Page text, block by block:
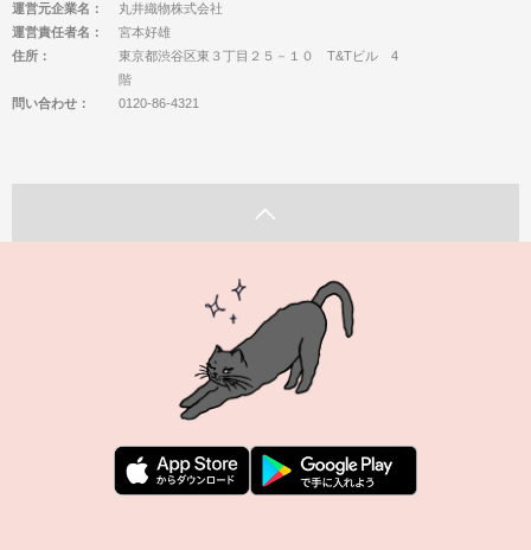
運営元企業名：
丸井織物株式会社
運営責任者名：
宮本好雄
住所：
東京都渋谷区東３丁目２５－１０ T&Tビル 4
階
問い合わせ：
0120-86-4321